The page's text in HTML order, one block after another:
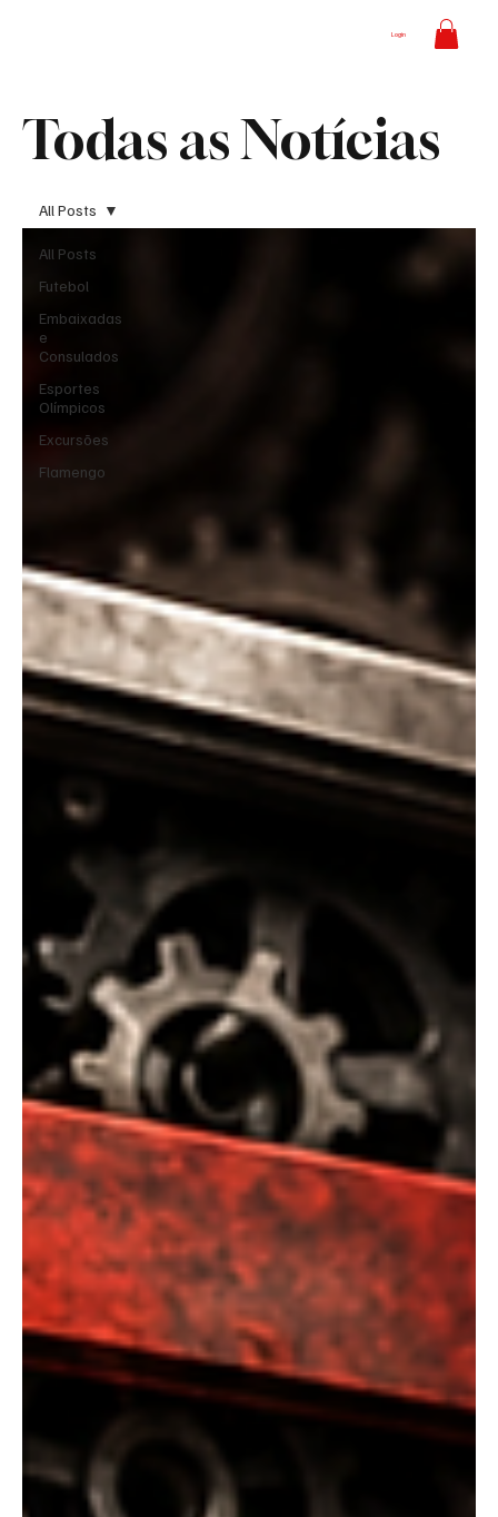
Login
Todas as Notícias
All Posts
Futebol
Embaixadas
e
Consulados
Esportes
Olímpicos
Excursões
Flamengo
All Posts